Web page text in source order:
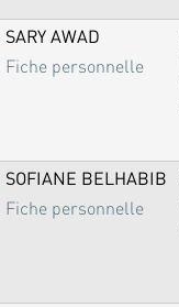
SARY AWAD
Fiche personnelle
SOFIANE BELHABIB
Fiche personnelle